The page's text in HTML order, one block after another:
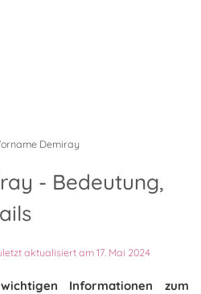
Demiray
- Bedeutung,
aktualisiert am 17. Mai 2024
Informationen zum